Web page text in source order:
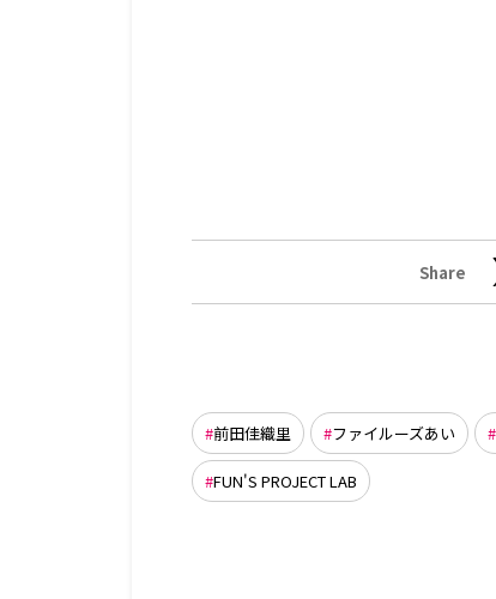
Share
前田佳織里 ファイルーズあい
FUN'S PROJECT LAB